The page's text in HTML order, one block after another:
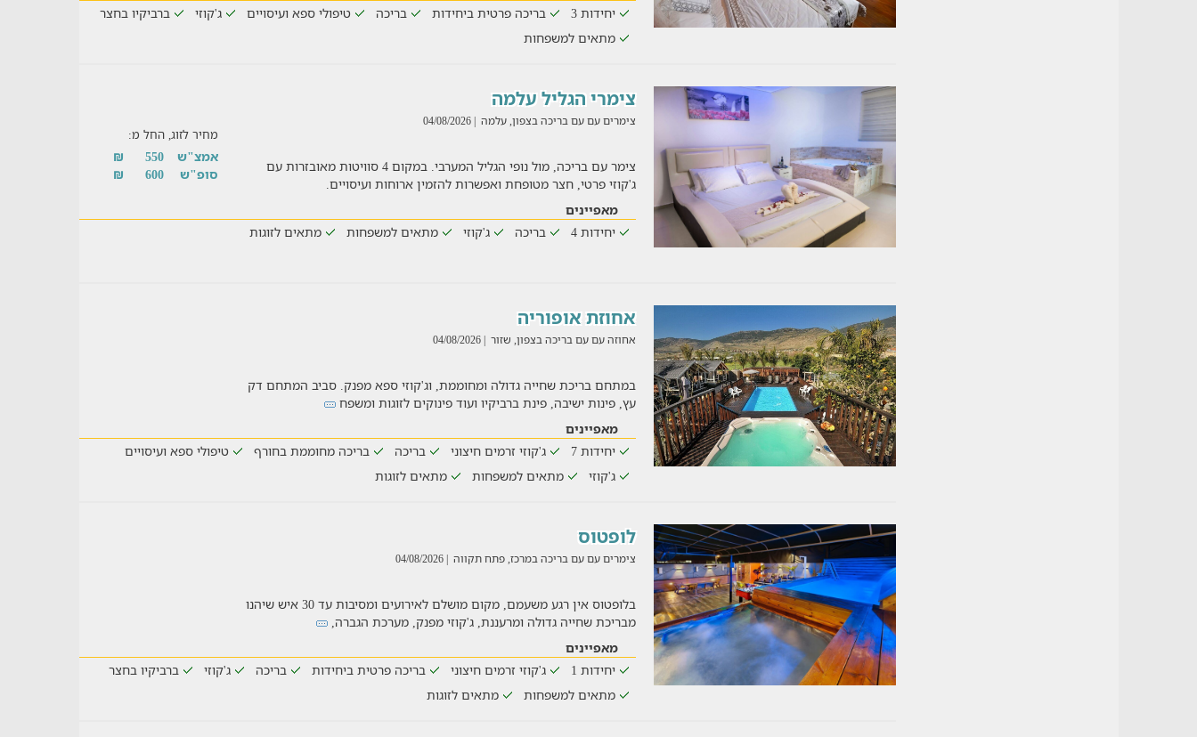
יחידות 3
בריכה פרטית ביחידות בריכה טיפולי ספא ועיסויים ג'קוזי
ברביקיו בחצר
מתאים למשפחות
צימרי הגליל עלמה
צימרים עם עם בריכה בצפון, עלמה | 04/08/2026
צימר עם בריכה, מול נופי הגליל המערבי. במקום 4 סוויטות מאובזרות עם
ג'קוזי פרטי, חצר מטופחת ואפשרות להזמין ארוחות ועיסויים.
מחיר לזוג, החל מ:
אמצ"ש 550
₪
סופ"ש
600
₪
מאפיינים
יחידות 4
בריכה ג'קוזי מתאים למשפחות מתאים לזוגות
אחוזת אופוריה
אחוזה עם עם בריכה בצפון, שזור | 04/08/2026
במתחם בריכת שחייה גדולה ומחוממת, וג'קוזי ספא מפנק. סביב המתחם דק
עץ, פינות ישיבה, פינת ברביקיו ועוד פינוקים לזוגות ומשפח
מאפיינים
יחידות 7
ג'קוזי זרמים חיצוני בריכה בריכה מחוממת בחורף
טיפולי ספא ועיסויים
ג'קוזי
מתאים למשפחות מתאים לזוגות
לופטוס
צימרים עם עם בריכה במרכז, פתח תקווה | 04/08/2026
בלופטוס אין רגע משעמם, מקום מושלם לאירועים ומסיבות עד 30 איש שיהנו
מבריכת שחייה גדולה ומרעננת, ג'קוזי מפנק, מערכת הגברה,
מאפיינים
יחידות 1
ג'קוזי זרמים חיצוני בריכה פרטית ביחידות בריכה ג'קוזי
ברביקיו בחצר
מתאים למשפחות
מתאים לזוגות